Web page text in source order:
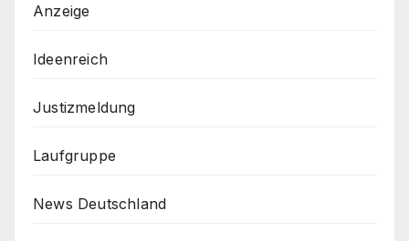
Anzeige
Ideenreich
Justizmeldung
Laufgruppe
News Deutschland